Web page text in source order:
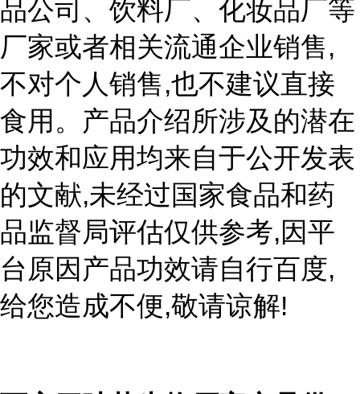
品公司、饮料厂、化妆品厂等
厂家或者相关流通企业销售,
不对个人销售,也不建议直接
食用。产品介绍所涉及的潜在
功效和应用均来自于公开发表
的文献,未经过国家食品和药
品监督局评估仅供参考,因平
台原因产品功效请自行百度,
给您造成不便,敬请谅解!